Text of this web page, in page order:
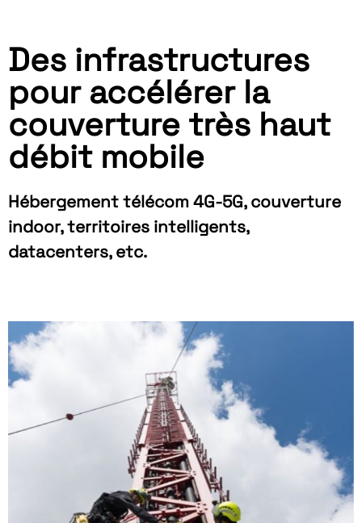
Des infrastructures
pour accélérer la
couverture très haut
débit mobile
Hébergement télécom 4G-5G, couverture
indoor, territoires intelligents,
datacenters, etc.